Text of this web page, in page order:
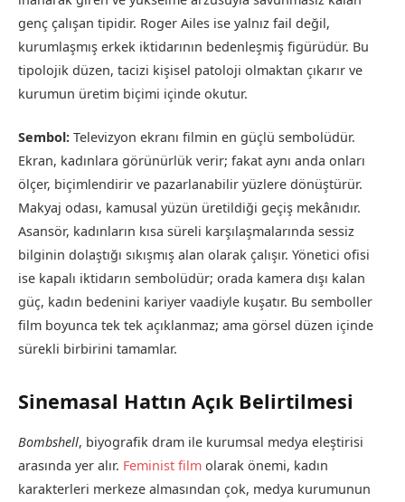
genç çalışan tipidir. Roger Ailes ise yalnız fail değil,
kurumlaşmış erkek iktidarının bedenleşmiş figürüdür. Bu
tipolojik düzen, tacizi kişisel patoloji olmaktan çıkarır ve
kurumun üretim biçimi içinde okutur.
Sembol: Televizyon ekranı filmin en güçlü sembolüdür.
Ekran, kadınlara görünürlük verir; fakat aynı anda onları
ölçer, biçimlendirir ve pazarlanabilir yüzlere dönüştürür.
Makyaj odası, kamusal yüzün üretildiği geçiş mekânıdır.
Asansör, kadınların kısa süreli karşılaşmalarında sessiz
bilginin dolaştığı sıkışmış alan olarak çalışır. Yönetici ofisi
ise kapalı iktidarın sembolüdür; orada kamera dışı kalan
güç, kadın bedenini kariyer vaadiyle kuşatır. Bu semboller
film boyunca tek tek açıklanmaz; ama görsel düzen içinde
sürekli birbirini tamamlar.
Sinemasal Hattın Açık Belirtilmesi
Bombshell, biyografik dram ile kurumsal medya eleştirisi
arasında yer alır. Feminist film olarak önemi, kadın
karakterleri merkeze almasından çok, medya kurumunun